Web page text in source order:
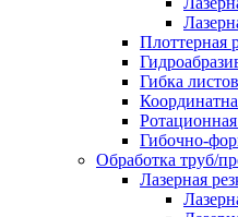
Плоттерная
Гибка
Гибочно-
Обработка труб/
Лазерная